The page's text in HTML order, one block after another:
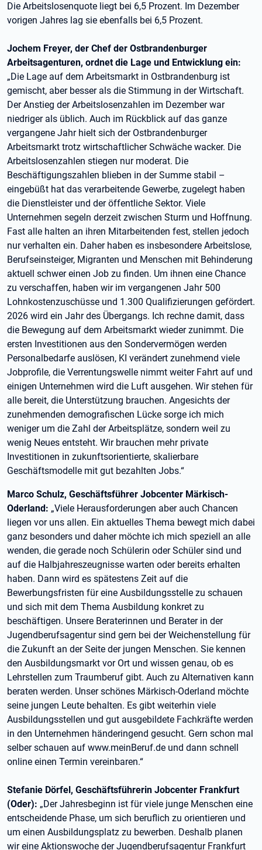
Die Arbeitslosenquote liegt bei 6,5 Prozent. Im Dezember
vorigen Jahres lag sie ebenfalls bei 6,5 Prozent.
Jochem Freyer, der Chef der Ostbrandenburger
Arbeitsagenturen, ordnet die Lage und Entwicklung ein:
„Die Lage auf dem Arbeitsmarkt in Ostbrandenburg ist
gemischt, aber besser als die Stimmung in der Wirtschaft.
Der Anstieg der Arbeitslosenzahlen im Dezember war
niedriger als üblich. Auch im Rückblick auf das ganze
vergangene Jahr hielt sich der Ostbrandenburger
Arbeitsmarkt trotz wirtschaftlicher Schwäche wacker. Die
Arbeitslosenzahlen stiegen nur moderat. Die
Beschäftigungszahlen blieben in der Summe stabil –
eingebüßt hat das verarbeitende Gewerbe, zugelegt haben
die Dienstleister und der öffentliche Sektor. Viele
Unternehmen segeln derzeit zwischen Sturm und Hoffnung.
Fast alle halten an ihren Mitarbeitenden fest, stellen jedoch
nur verhalten ein. Daher haben es insbesondere Arbeitslose,
Berufseinsteiger, Migranten und Menschen mit Behinderung
aktuell schwer einen Job zu finden. Um ihnen eine Chance
zu verschaffen, haben wir im vergangenen Jahr 500
Lohnkostenzuschüsse und 1.300 Qualifizierungen gefördert.
2026 wird ein Jahr des Übergangs. Ich rechne damit, dass
die Bewegung auf dem Arbeitsmarkt wieder zunimmt. Die
ersten Investitionen aus den Sondervermögen werden
Personalbedarfe auslösen, KI verändert zunehmend viele
Jobprofile, die Verrentungswelle nimmt weiter Fahrt auf und
einigen Unternehmen wird die Luft ausgehen. Wir stehen für
alle bereit, die Unterstützung brauchen. Angesichts der
zunehmenden demografischen Lücke sorge ich mich
weniger um die Zahl der Arbeitsplätze, sondern weil zu
wenig Neues entsteht. Wir brauchen mehr private
Investitionen in zukunftsorientierte, skalierbare
Geschäftsmodelle mit gut bezahlten Jobs.“
Marco Schulz, Geschäftsführer Jobcenter Märkisch-
Oderland: „Viele Herausforderungen aber auch Chancen
liegen vor uns allen. Ein aktuelles Thema bewegt mich dabei
ganz besonders und daher möchte ich mich speziell an alle
wenden, die gerade noch Schülerin oder Schüler sind und
auf die Halbjahreszeugnisse warten oder bereits erhalten
haben. Dann wird es spätestens Zeit auf die
Bewerbungsfristen für eine Ausbildungsstelle zu schauen
und sich mit dem Thema Ausbildung konkret zu
beschäftigen. Unsere Beraterinnen und Berater in der
Jugendberufsagentur sind gern bei der Weichenstellung für
die Zukunft an der Seite der jungen Menschen. Sie kennen
den Ausbildungsmarkt vor Ort und wissen genau, ob es
Lehrstellen zum Traumberuf gibt. Auch zu Alternativen kann
beraten werden. Unser schönes Märkisch-Oderland möchte
seine jungen Leute behalten. Es gibt weiterhin viele
Ausbildungsstellen und gut ausgebildete Fachkräfte werden
in den Unternehmen händeringend gesucht. Gern schon mal
selber schauen auf www.meinBeruf.de und dann schnell
online einen Termin vereinbaren.“
Stefanie Dörfel, Geschäftsführerin Jobcenter Frankfurt
(Oder): „Der Jahresbeginn ist für viele junge Menschen eine
entscheidende Phase, um sich beruflich zu orientieren und
um einen Ausbildungsplatz zu bewerben. Deshalb planen
wir eine Aktionswoche der Jugendberufsagentur Frankfurt